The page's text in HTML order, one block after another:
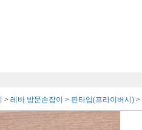
> 레바 방문손잡이 > 핀타입(프라이버시) >